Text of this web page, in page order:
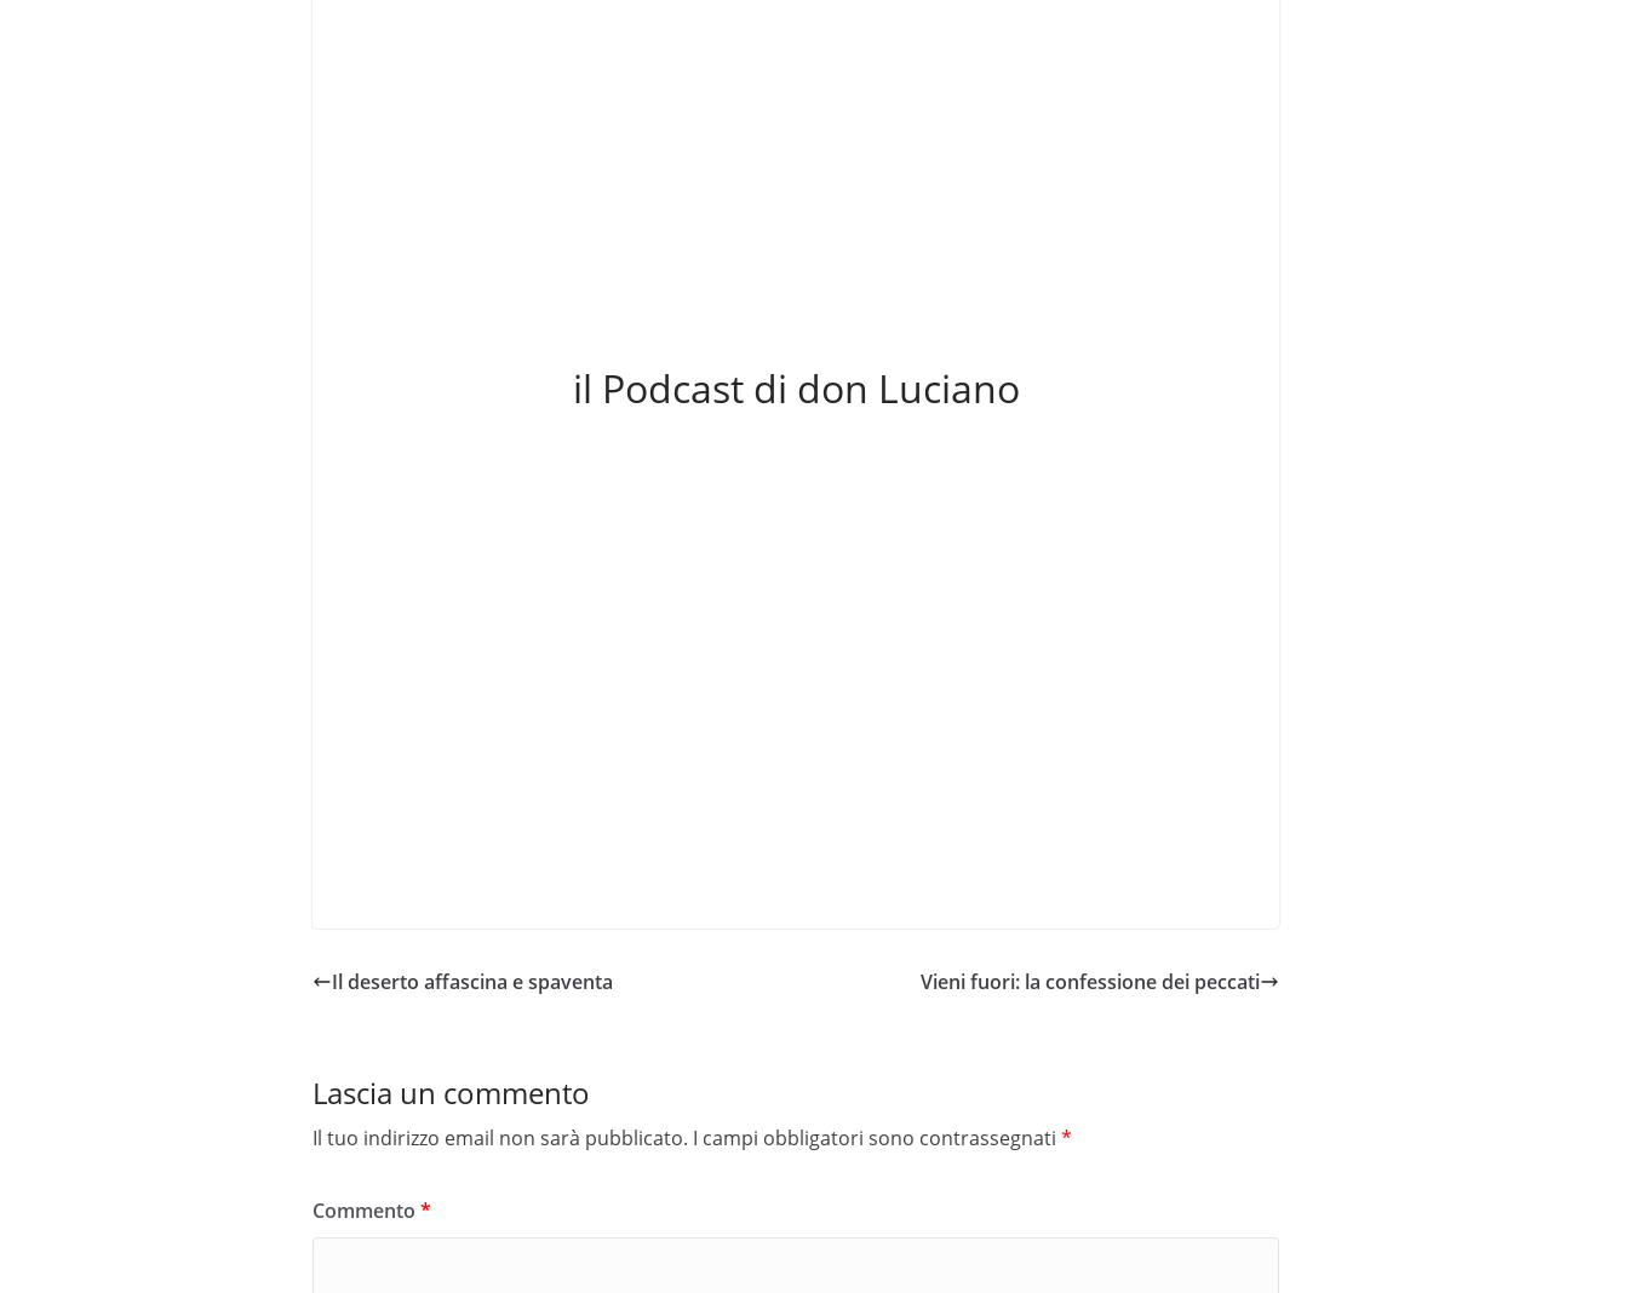
il Podcast di don Luciano
Il deserto affascina e spaventa Vieni fuori: la confessione dei peccati
Lascia un commento
Il tuo indirizzo email non sarà pubblicato. I campi obbligatori sono contrassegnati *
Commento *